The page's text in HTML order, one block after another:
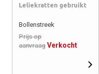
Leliekratten gebruikt
Bollenstreek
Prijs op
aanvraag Verkocht